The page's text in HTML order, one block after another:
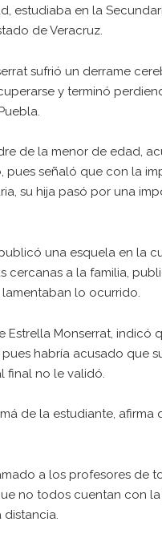
estudiaba en la
de Veracruz.
sufrió un derrame
y terminó
de la menor de edad,
pues señaló que con la
su hija pasó por una
una esquela en la
cercanas a la familia,
lo ocurrido.
Monserrat, indicó
habría acusado que
final no le validó.
de la estudiante, afirma
a los profesores de
no todos cuentan con